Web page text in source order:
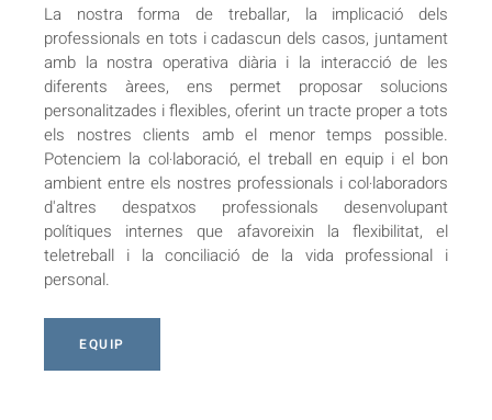
La nostra forma de treballar, la implicació dels
professionals en tots i cadascun dels casos, juntament
amb la nostra operativa diària i la interacció de les
diferents àrees, ens permet proposar solucions
personalitzades i flexibles, oferint un tracte proper a tots
els nostres clients amb el menor temps possible.
Potenciem la col·laboració, el treball en equip i el bon
ambient entre els nostres professionals i col·laboradors
d'altres despatxos professionals desenvolupant
polítiques internes que afavoreixin la flexibilitat, el
teletreball i la conciliació de la vida professional i
personal.
EQUIP